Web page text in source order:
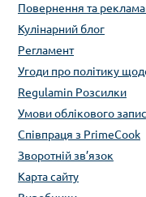
Повернення та
Кулінарний блог
Регламент
Угоди про політику
Regulamin Розсилки
Умови облікового
Співпраця з PrimeCook
Зворотній зв’язок
Карта сайту